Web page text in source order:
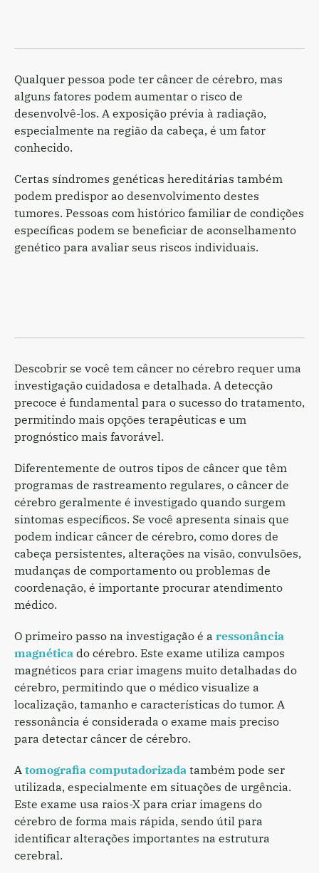
Qualquer pessoa pode ter câncer de cérebro, mas
alguns fatores podem aumentar o risco de
desenvolvê-los. A exposição prévia à radiação,
especialmente na região da cabeça, é um fator
conhecido.
Certas síndromes genéticas hereditárias também
podem predispor ao desenvolvimento destes
tumores. Pessoas com histórico familiar de condições
específicas podem se beneficiar de aconselhamento
genético para avaliar seus riscos individuais.
Descobrir se você tem câncer no cérebro requer uma
investigação cuidadosa e detalhada. A detecção
precoce é fundamental para o sucesso do tratamento,
permitindo mais opções terapêuticas e um
prognóstico mais favorável.
Diferentemente de outros tipos de câncer que têm
programas de rastreamento regulares, o câncer de
cérebro geralmente é investigado quando surgem
sintomas específicos. Se você apresenta sinais que
podem indicar câncer de cérebro, como dores de
cabeça persistentes, alterações na visão, convulsões,
mudanças de comportamento ou problemas de
coordenação, é importante procurar atendimento
médico.
O primeiro passo na investigação é a ressonância
magnética do cérebro. Este exame utiliza campos
magnéticos para criar imagens muito detalhadas do
cérebro, permitindo que o médico visualize a
localização, tamanho e características do tumor. A
ressonância é considerada o exame mais preciso
para detectar câncer de cérebro.
A tomografia computadorizada também pode ser
utilizada, especialmente em situações de urgência.
Este exame usa raios-X para criar imagens do
cérebro de forma mais rápida, sendo útil para
identificar alterações importantes na estrutura
cerebral.